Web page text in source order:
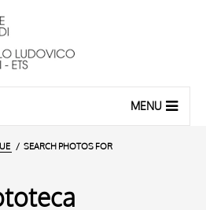
MENU
SEARCH PHOTOS FOR